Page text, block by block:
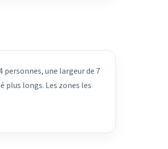
personnes, une largeur de 7
plus longs. Les zones les